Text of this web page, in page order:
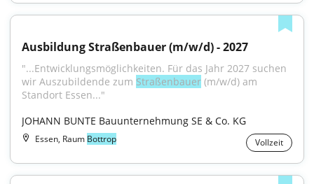
Ausbildung Straßenbauer (m/w/d) - 2027
"...Entwicklungsmöglichkeiten. Für das Jahr 2027 suchen
wir Auszubildende zum Straßenbauer (m/w/d) am
Standort Essen..."
JOHANN BUNTE Bauunternehmung SE & Co. KG
Essen, Raum Bottrop Vollzeit